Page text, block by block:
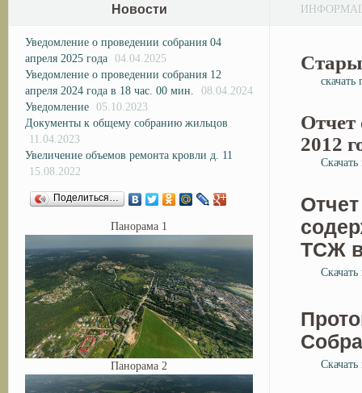
Отчет
2012
ТСЖ в
Новости
Уведомление о проведении собрания 04
апреля 2025 года 04.04.2025
Уведомление о проведении собрания 12
апреля 2024 года в 18 час. 00 мин.
08.04.2024
Уведомление 05.10.2023
Документы к общему собранию жильцов
11.04.2023
Увеличение объемов ремонта кровли д. 11
15.08.2022
Поделиться…
Панорама 1
Панорама 2